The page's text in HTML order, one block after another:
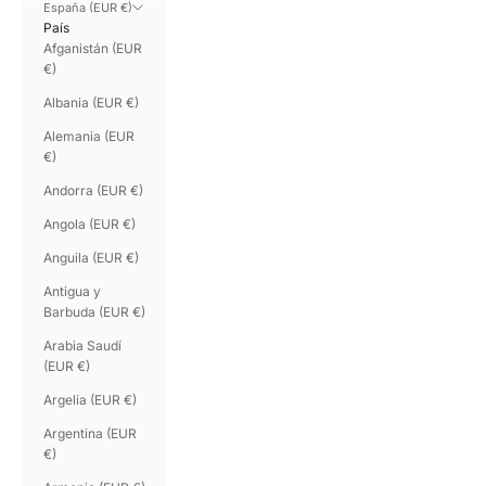
España (EUR €)
País
Afganistán (EUR
€)
Albania (EUR €)
Alemania (EUR
€)
Andorra (EUR €)
Angola (EUR €)
Anguila (EUR €)
Antigua y
Barbuda (EUR €)
Arabia Saudí
(EUR €)
Argelia (EUR €)
Argentina (EUR
€)